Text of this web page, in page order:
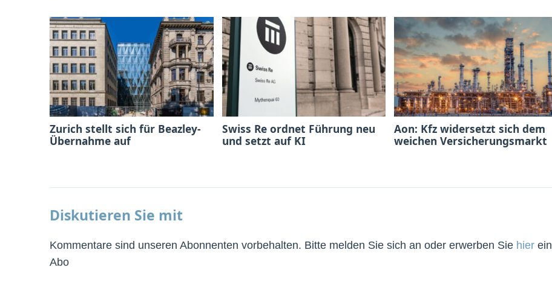
Zurich stellt sich für Beazley-
Übernahme auf
Swiss Re ordnet Führung neu
und setzt auf KI
Aon: Kfz widersetzt sich dem
weichen Versicherungsmarkt
Diskutieren Sie mit
Kommentare sind unseren Abonnenten vorbehalten. Bitte melden Sie sich an oder erwerben Sie hier ein
Abo